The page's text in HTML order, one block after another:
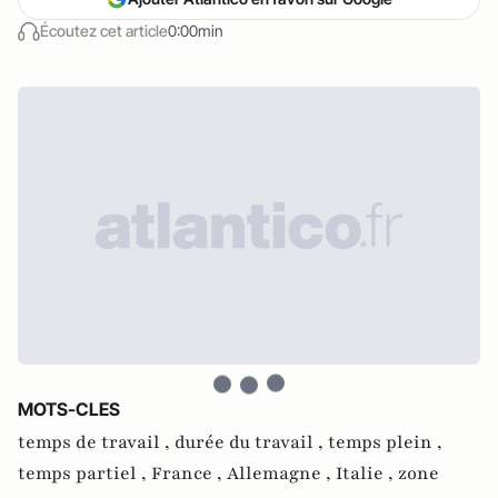
Écoutez cet article0:00min
MOTS-CLES
temps de travail , durée du travail , temps plein ,
temps partiel , France , Allemagne , Italie , zone